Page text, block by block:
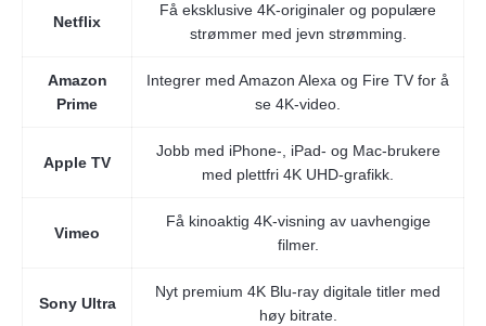
Netflix
Få eksklusive 4K-originaler og populære
strømmer med jevn strømming.
Amazon
Prime
Integrer med Amazon Alexa og Fire TV for å
se 4K-video.
Apple TV
Jobb med iPhone-, iPad- og Mac-brukere
med plettfri 4K UHD-grafikk.
Vimeo
Få kinoaktig 4K-visning av uavhengige
filmer.
Sony Ultra
Nyt premium 4K Blu-ray digitale titler med
høy bitrate.